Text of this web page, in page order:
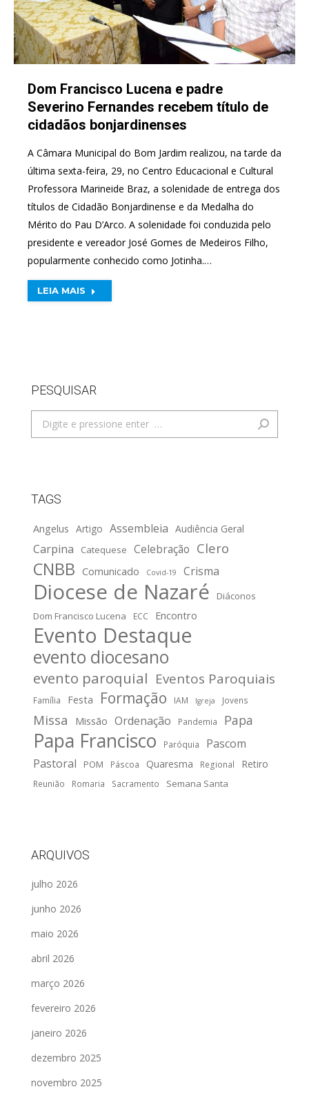
Dom Francisco Lucena e padre
Severino Fernandes recebem título de
cidadãos bonjardinenses
A Câmara Municipal do Bom Jardim realizou, na tarde da
última sexta-feira, 29, no Centro Educacional e Cultural
Professora Marineide Braz, a solenidade de entrega dos
títulos de Cidadão Bonjardinense e da Medalha do
Mérito do Pau D’Arco. A solenidade foi conduzida pelo
presidente e vereador José Gomes de Medeiros Filho,
popularmente conhecido como Jotinha.…
LEIA MAIS
PESQUISAR
Search:
TAGS
Angelus Artigo Assembleia Audiência Geral
Carpina Catequese Celebração Clero
CNBB Comunicado Covid-19 Crisma
Diocese de Nazaré
Diáconos
Dom Francisco Lucena
ECC Encontro
Evento Destaque
evento diocesano
evento paroquial Eventos Paroquiais
Família Festa Formação IAM Igreja Jovens
Missa Missão Ordenação Pandemia Papa
Papa Francisco Paróquia
Pascom
Pastoral
POM Páscoa Quaresma Regional Retiro
Reunião Romaria Sacramento Semana Santa
ARQUIVOS
julho 2026
junho 2026
maio 2026
abril 2026
março 2026
fevereiro 2026
janeiro 2026
dezembro 2025
novembro 2025